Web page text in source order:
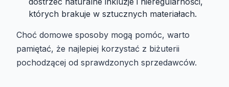
których brakuje w sztucznych materiałach.
Choć domowe sposoby mogą pomóc, warto
pamiętać, że najlepiej korzystać z biżuterii
pochodzącej od sprawdzonych sprzedawców.